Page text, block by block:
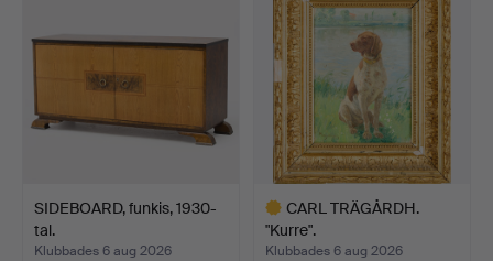
SIDEBOARD, funkis, 1930-
tal.
Klubbades 6 aug 2026
CARL TRÄGÅRDH.
"Kurre".
Klubbades 6 aug 2026